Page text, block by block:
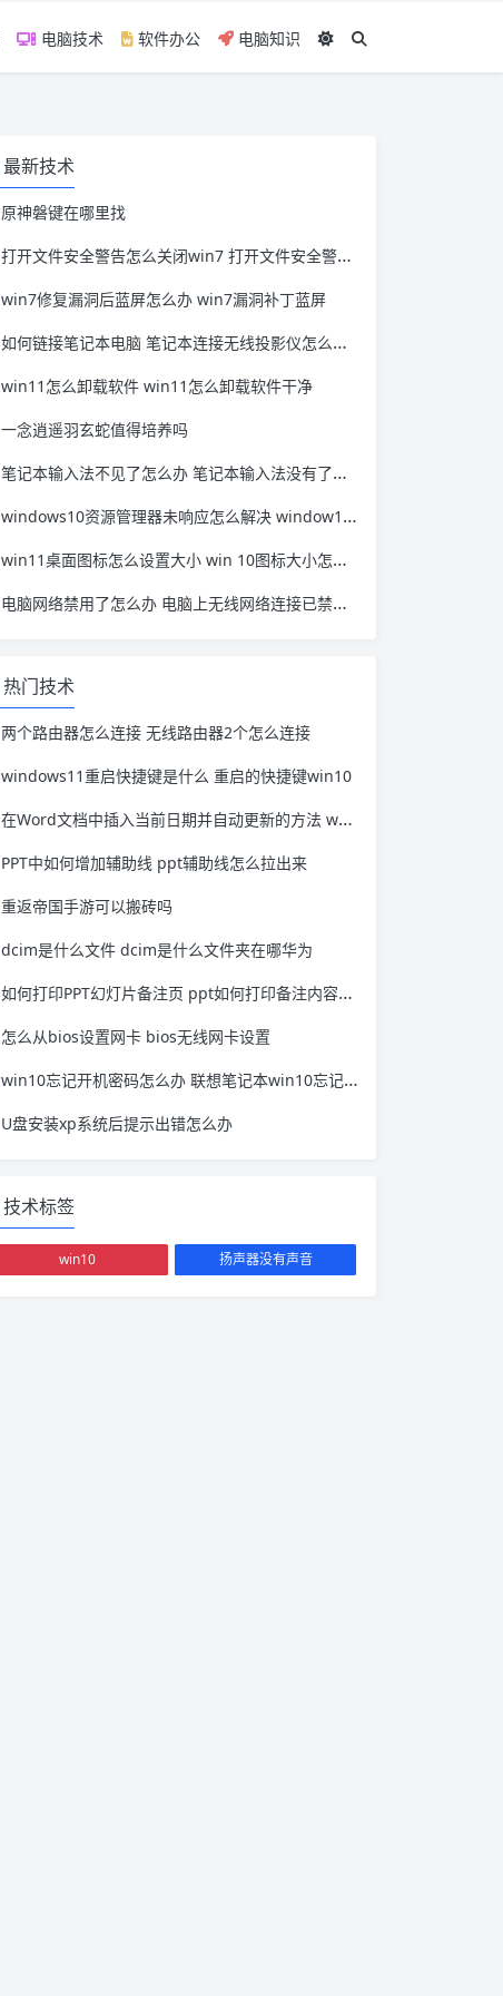
电脑技术 软件办公 电脑知识
最新技术
原神磐键在哪里找
打开文件安全警告怎么关闭win7 打开文件安全警告怎么关闭win11
win7修复漏洞后蓝屏怎么办 win7漏洞补丁蓝屏
如何链接笔记本电脑 笔记本连接无线投影仪怎么连接
win11怎么卸载软件 win11怎么卸载软件干净
一念逍遥羽玄蛇值得培养吗
笔记本输入法不见了怎么办 笔记本输入法没有了怎么办
windows10资源管理器未响应怎么解决 window10资源管理器无响应
win11桌面图标怎么设置大小 win 10图标大小怎么设置
电脑网络禁用了怎么办 电脑上无线网络连接已禁用怎么办
热门技术
两个路由器怎么连接 无线路由器2个怎么连接
windows11重启快捷键是什么 重启的快捷键win10
在Word文档中插入当前日期并自动更新的方法 word文档里的日期如何自动更新
PPT中如何增加辅助线 ppt辅助线怎么拉出来
重返帝国手游可以搬砖吗
dcim是什么文件 dcim是什么文件夹在哪华为
如何打印PPT幻灯片备注页 ppt如何打印备注内容的幻灯片
怎么从bios设置网卡 bios无线网卡设置
win10忘记开机密码怎么办 联想笔记本win10忘记开机密码怎么办
U盘安装xp系统后提示出错怎么办
技术标签
win10 扬声器没有声音